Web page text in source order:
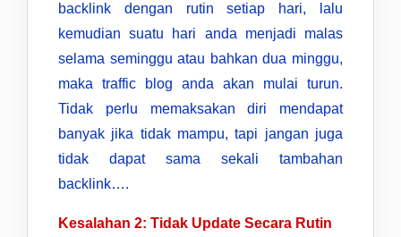
backlink dengan rutin setiap hari, lalu
kemudian suatu hari anda menjadi malas
selama seminggu atau bahkan dua minggu,
maka traffic blog anda akan mulai turun.
Tidak perlu memaksakan diri mendapat
banyak jika tidak mampu, tapi jangan juga
tidak dapat sama sekali tambahan
backlink….
Kesalahan 2: Tidak Update Secara Rutin